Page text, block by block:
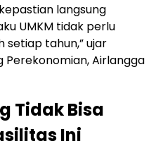
langsung
UMKM tidak perlu
tahun,” ujar
Perekonomian, Airlangga
Tidak Bisa
Ini